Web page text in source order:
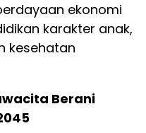
ekonomi
karakter anak,
kesehatan
Berani